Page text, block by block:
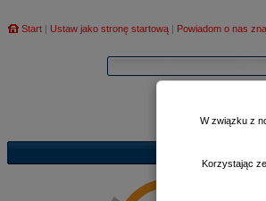
Start | Ustaw jako stronę startową | Powiadom o nas
W związku z
Korzystając